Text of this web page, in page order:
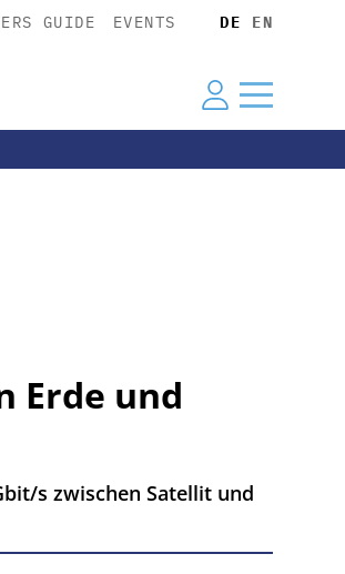
GUIDE EVENTS DE EN
Erde und
s zwischen Satellit und